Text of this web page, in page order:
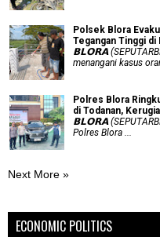
Polsek Blora
Tegangan Tinggi di
𝗕𝗟𝗢𝗥𝗔
menangani kasus
Polres Blora
di Todanan,
𝗕𝗟𝗢𝗥𝗔
Polres Blora ...
Next More »
ECONOMIC POLITICS